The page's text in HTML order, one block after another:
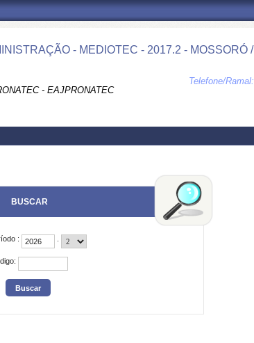
- MEDIOTEC - 2017.2 - MOSSORÓ /
- EAJPRONATEC
Telefone/Ramal:
BUSCAR
:
: